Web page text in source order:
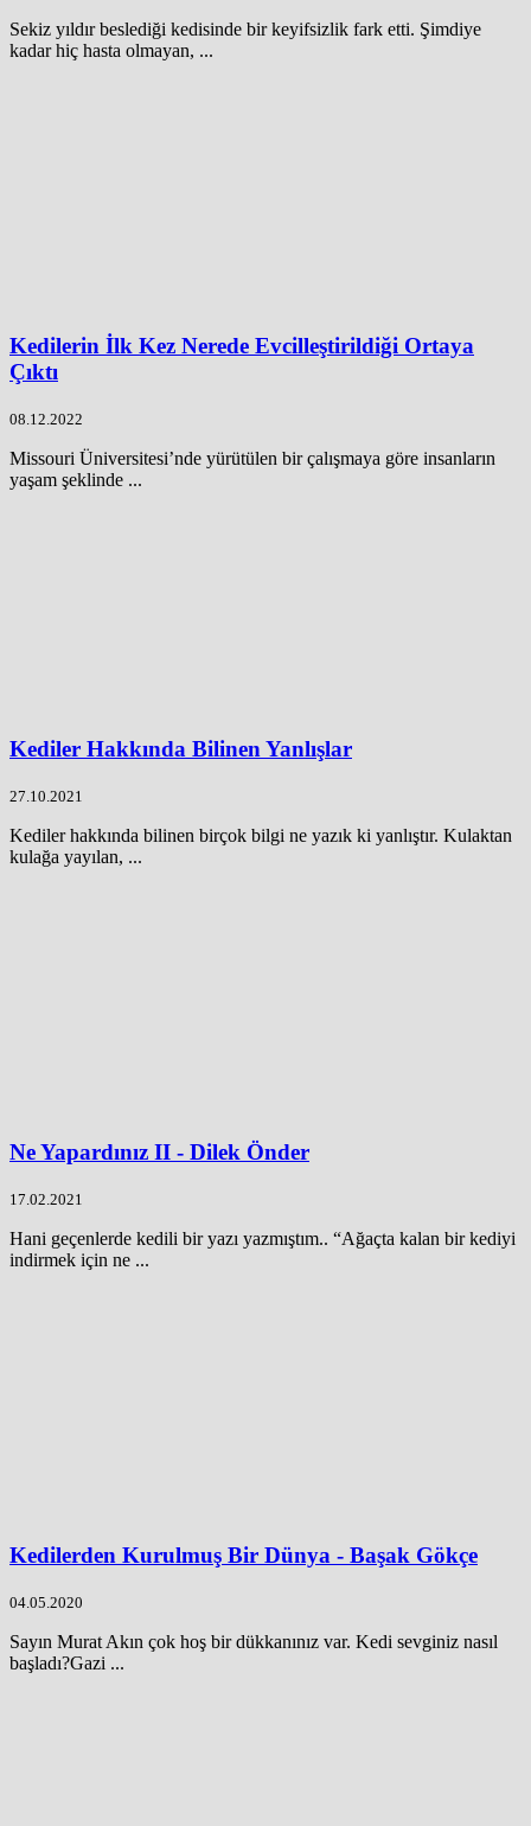
Sekiz yıldır beslediği kedisinde bir keyifsizlik fark etti. Şimdiye
kadar hiç hasta olmayan, ...
Kedilerin İlk Kez Nerede Evcilleştirildiği Ortaya
Çıktı
08.12.2022
Missouri Üniversitesi’nde yürütülen bir çalışmaya göre insanların
yaşam şeklinde ...
Kediler Hakkında Bilinen Yanlışlar
27.10.2021
Kediler hakkında bilinen birçok bilgi ne yazık ki yanlıştır. Kulaktan
kulağa yayılan, ...
Ne Yapardınız II - Dilek Önder
17.02.2021
Hani geçenlerde kedili bir yazı yazmıştım.. “Ağaçta kalan bir kediyi
indirmek için ne ...
Kedilerden Kurulmuş Bir Dünya - Başak Gökçe
04.05.2020
Sayın Murat Akın çok hoş bir dükkanınız var. Kedi sevginiz nasıl
başladı?Gazi ...